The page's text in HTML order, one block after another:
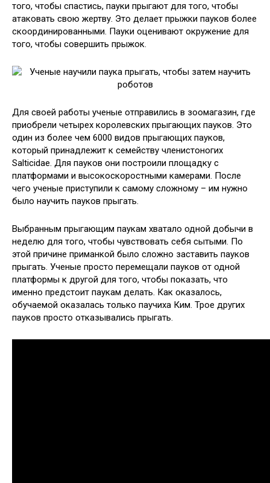
того, чтобы спастись, пауки прыгают для того, чтобы
атаковать свою жертву. Это делает прыжки пауков более
скоординированными. Пауки оценивают окружение для
того, чтобы совершить прыжок.
Для своей работы ученые отправились в зоомагазин, где
приобрели четырех королевских прыгающих пауков. Это
один из более чем 6000 видов прыгающих пауков,
который принадлежит к семейству членистоногих
Salticidae. Для пауков они построили площадку с
платформами и высокоскоростными камерами. После
чего ученые приступили к самому сложному – им нужно
было научить пауков прыгать.
Выбранным прыгающим паукам хватало одной добычи в
неделю для того, чтобы чувствовать себя сытыми. По
этой причине приманкой было сложно заставить пауков
прыгать. Ученые просто перемещали пауков от одной
платформы к другой для того, чтобы показать, что
именно предстоит паукам делать. Как оказалось,
обучаемой оказалась только паучиха Ким. Трое других
пауков просто отказывались прыгать.